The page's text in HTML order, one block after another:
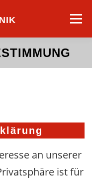
Menü
KOILISTE
an unserer
ist für